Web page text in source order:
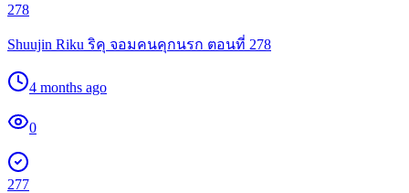
278
Shuujin Riku ริคุ จอมคนคุกนรก ตอนที่ 278
4 months ago
0
277